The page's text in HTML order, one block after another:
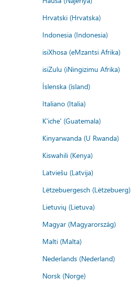
Hrvatski (Hrvatska)
Indonesia (Indonesia)
isiXhosa (eMzantsi Afrika)
isiZulu (iNingizimu Afrika)
Íslenska (ísland)
Italiano (Italia)
K'iche' (Guatemala)
Kinyarwanda (U Rwanda)
Kiswahili (Kenya)
Latviešu (Latvija)
Lëtzebuergesch (Lëtzebuerg)
Lietuvių (Lietuva)
Magyar (Magyarország)
Malti (Malta)
Nederlands (Nederland)
Norsk (Norge)